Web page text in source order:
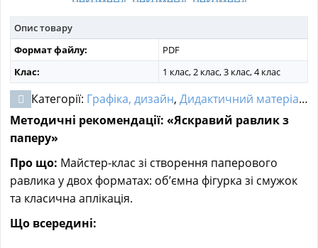
Опис товару
Формат файлу:
PDF
Клас:
1 клас, 2 клас, 3 клас, 4 клас
Категорії: Графіка, дизайн, Дидактичний матеріал ,
Методичні рекомендації: «Яскравий равлик з
паперу»
Про що: Майстер-клас зі створення паперового
равлика у двох форматах: об’ємна фігурка зі смужок
та класична аплікація.
Що всередині: